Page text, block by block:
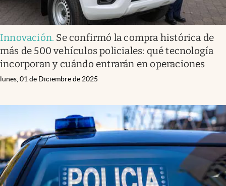
Innovación. Se confirmó la compra histórica de
más de 500 vehículos policiales: qué tecnología
incorporan y cuándo entrarán en operaciones
lunes, 01 de Diciembre de 2025